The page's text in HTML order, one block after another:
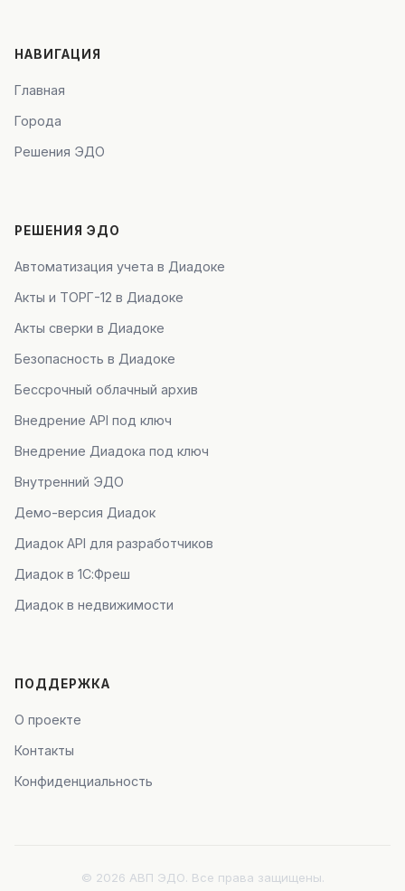
НАВИГАЦИЯ
Главная
Города
Решения ЭДО
РЕШЕНИЯ ЭДО
Автоматизация учета в Диадоке
Акты и ТОРГ-12 в Диадоке
Акты сверки в Диадоке
Безопасность в Диадоке
Бессрочный облачный архив
Внедрение API под ключ
Внедрение Диадока под ключ
Внутренний ЭДО
Демо-версия Диадок
Диадок API для разработчиков
Диадок в 1С:Фреш
Диадок в недвижимости
ПОДДЕРЖКА
О проекте
Контакты
Конфиденциальность
© 2026 АВП ЭДО. Все права защищены.